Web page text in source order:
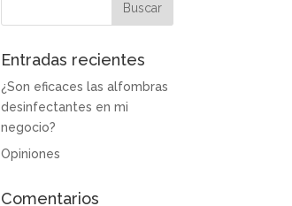
Entradas recientes
¿Son eficaces las alfombras
desinfectantes en mi
negocio?
Opiniones
Comentarios